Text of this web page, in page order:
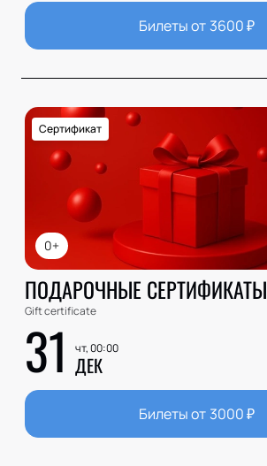
Билеты от 3600₽
0+
Сертификат
ПОДАРОЧНЫЕ СЕРТИФИКАТЫ
Gift certificate
31 чт, 00:00
ДЕК
Билеты от 3000₽